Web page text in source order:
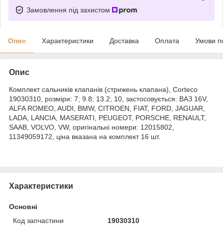
Замовлення під захистом
Опис Характеристики Доставка Оплата Умови
Опис
Комплект сальників клапанів (стрижень клапана), Corteco
19030310, розміри: 7; 9.8; 13.2; 10, застосовується: ВАЗ 16V,
ALFA ROMEO, AUDI, BMW, CITROEN, FIAT, FORD, JAGUAR,
LADA, LANCIA, MASERATI, PEUGEOT, PORSCHE, RENAULT,
SAAB, VOLVO, VW, оригінальні номери: 12015802,
11349059172, ціна вказана на комплект 16 шт.
Характеристики
Основні
Код запчастини
19030310